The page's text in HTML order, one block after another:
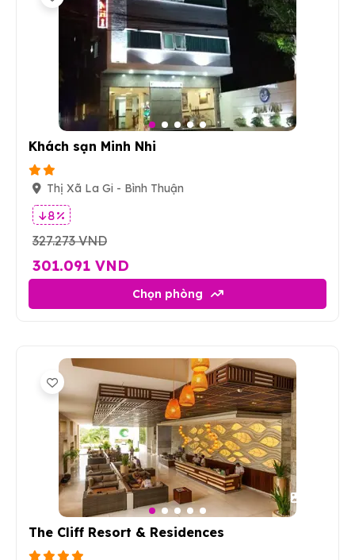
Khách sạn Minh Nhi
Thị Xã La Gi - Bình Thuận
8 %
327.273 VND
301.091 VND
Chọn phòng
The Cliff Resort & Residences